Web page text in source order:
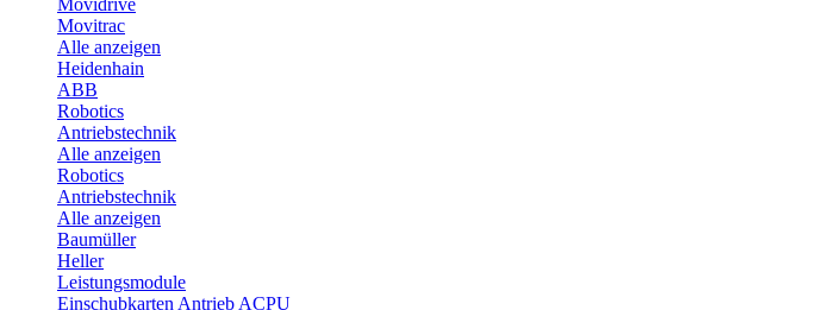
Movidrive
Movitrac
Alle anzeigen
Heidenhain
ABB
Robotics
Antriebstechnik
Alle anzeigen
Robotics
Antriebstechnik
Alle anzeigen
Baumüller
Heller
Leistungsmodule
Einschubkarten Antrieb ACPU